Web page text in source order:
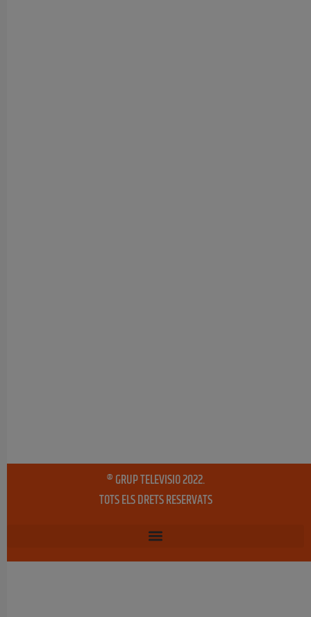
® GRUP TELEVISIO 2022.
TOTS ELS DRETS RESERVATS